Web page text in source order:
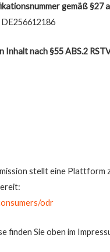
gemäß §27 a
DE256612186
nach §55 ABS.2
stellt eine Plattform
odr
finden Sie oben im